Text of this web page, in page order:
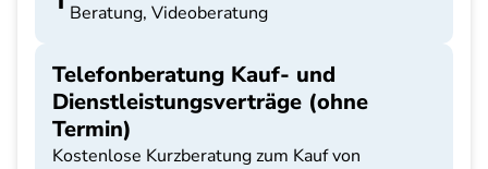
Beratung, Videoberatung
Telefonberatung Kauf- und
Dienstleistungsverträge (ohne
Termin)
Kostenlose Kurzberatung zum Kauf von